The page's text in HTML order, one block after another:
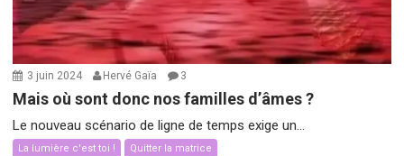
3 juin 2024 Hervé Gaïa 3
Mais où sont donc nos familles d’âmes ?
Le nouveau scénario de ligne de temps exige un...
La lumière c'est toi ! Quitter la matrice